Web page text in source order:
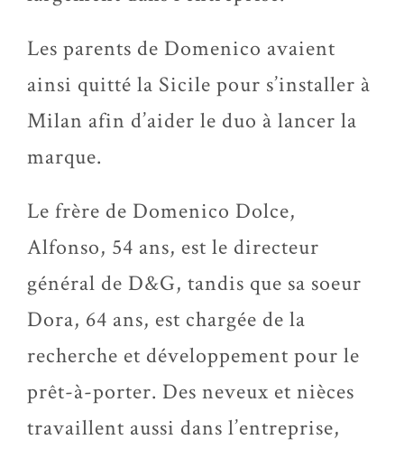
Les parents de Domenico avaient
ainsi quitté la Sicile pour s’installer à
Milan afin d’aider le duo à lancer la
marque.
Le frère de Domenico Dolce,
Alfonso, 54 ans, est le directeur
général de D&G, tandis que sa soeur
Dora, 64 ans, est chargée de la
recherche et développement pour le
prêt-à-porter. Des neveux et nièces
travaillent aussi dans l’entreprise,